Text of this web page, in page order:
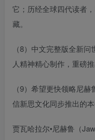
它；历经全球四代读者
藏。
（8）中文完整版全新
人精神精心制作，重磅推
（9）希望更快领略尼
信新思文化同步推出的
贾瓦哈拉尔•尼赫鲁（